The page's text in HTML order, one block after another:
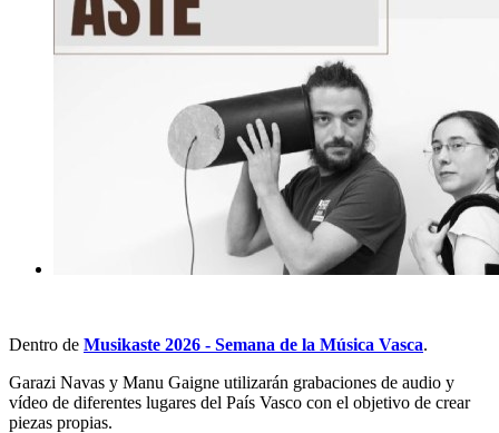
Dentro de Musikaste 2026 - Semana de la Música Vasca.
Garazi Navas y Manu Gaigne utilizarán grabaciones de audio y
vídeo de diferentes lugares del País Vasco con el objetivo de crear
piezas propias.